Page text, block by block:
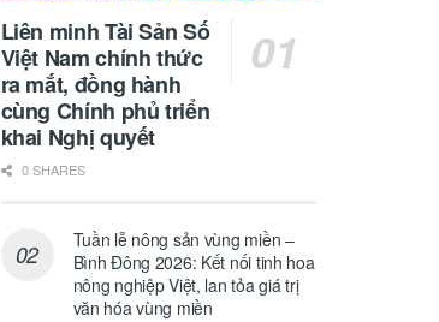
Liên minh Tài Sản Số
Việt Nam chính thức
ra mắt, đồng hành
cùng Chính phủ triển
khai Nghị quyết
0 SHARES
Tuần lễ nông sản vùng miền –
Bình Đông 2026: Kết nối tinh hoa
nông nghiệp Việt, lan tỏa giá trị
văn hóa vùng miền